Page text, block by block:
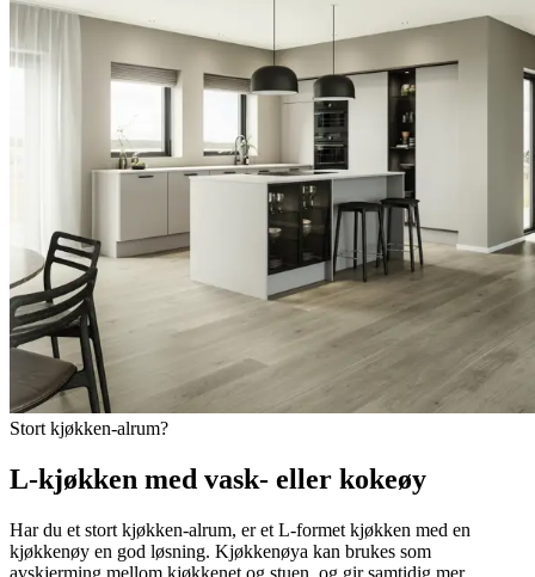
Stort kjøkken-alrum?
L-kjøkken med vask- eller kokeøy
Har du et stort kjøkken-alrum, er et L-formet kjøkken med en
kjøkkenøy en god løsning. Kjøkkenøya kan brukes som
avskjerming mellom kjøkkenet og stuen, og gir samtidig mer